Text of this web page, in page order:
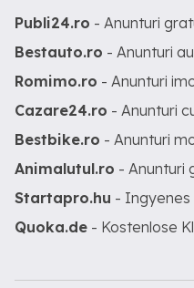
Publi24.ro - Anunturi
Bestauto.ro - Anunturi
Romimo.ro - Anunturi
Cazare24.ro - Anunturi
Bestbike.ro - Anunturi
Animalutul.ro - Anunturi
Startapro.hu - Ingyenes
Quoka.de - Kostenlose